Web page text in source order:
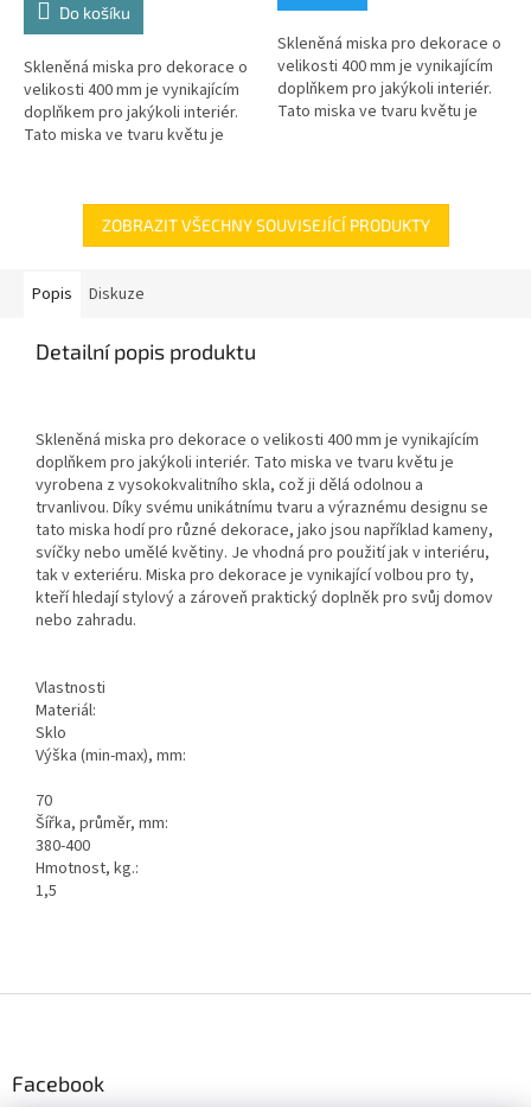
Do košíku
Skleněná miska pro dekorace o
velikosti 400 mm je vynikajícím
doplňkem pro jakýkoli interiér.
Tato miska ve tvaru květu je
5
hvězdiček.
Skleněná miska pro dekorace o
velikosti 400 mm je vynikajícím
doplňkem pro jakýkoli interiér.
Tato miska ve tvaru květu je
ZOBRAZIT VŠECHNY SOUVISEJÍCÍ PRODUKTY
Popis Diskuze
Detailní popis produktu
Skleněná miska pro dekorace o velikosti 400 mm je vynikajícím
doplňkem pro jakýkoli interiér. Tato miska ve tvaru květu je
vyrobena z vysokokvalitního skla, což ji dělá odolnou a
trvanlivou. Díky svému unikátnímu tvaru a výraznému designu se
tato miska hodí pro různé dekorace, jako jsou například kameny,
svíčky nebo umělé květiny. Je vhodná pro použití jak v interiéru,
tak v exteriéru. Miska pro dekorace je vynikající volbou pro ty,
kteří hledají stylový a zároveň praktický doplněk pro svůj domov
nebo zahradu.
Vlastnosti
Materiál:
Sklo
Výška (min-max), mm:
70
Šířka, průměr, mm:
380-400
Hmotnost, kg.:
1,5
Facebook